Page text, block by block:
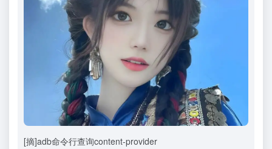
[摘]adb命令行查询content-provider